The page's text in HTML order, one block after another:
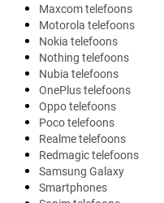
Maxcom telefoons
Motorola telefoons
Nokia telefoons
Nothing telefoons
Nubia telefoons
OnePlus telefoons
Oppo telefoons
Poco telefoons
Realme telefoons
Redmagic telefoons
Samsung Galaxy
Smartphones